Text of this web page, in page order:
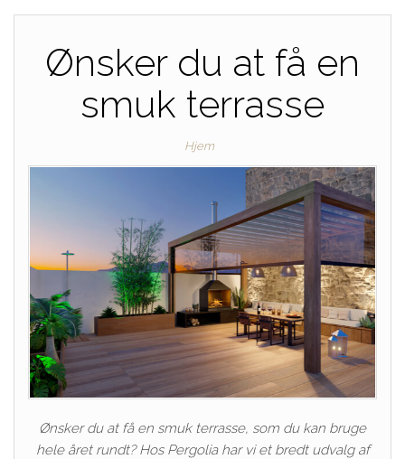
Ønsker du at få en
smuk terrasse
Hjem
Ønsker du at få en smuk terrasse, som du kan bruge
hele året rundt? Hos Pergolia har vi et bredt udvalg af